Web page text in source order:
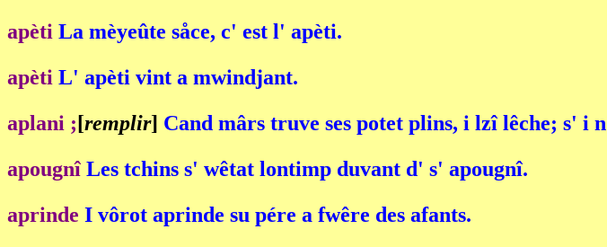
apèti La mèyeûte såce, c' est l' apèti.
apèti L' apèti vint a mwindjant.
aplani ;[remplir] Cand mârs truve ses potet plins, i lzî lêche; s' i
apougnî Les tchins s' wêtat lontimp duvant d' s' apougnî.
aprinde I vôrot aprinde su pére a fwêre des afants.